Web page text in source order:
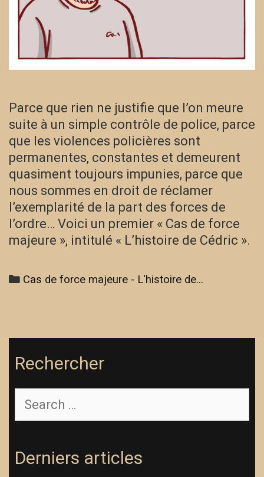
Parce que rien ne justifie que l’on meure
suite à un simple contrôle de police, parce
que les violences policières sont
permanentes, constantes et demeurent
quasiment toujours impunies, parce que
nous sommes en droit de réclamer
l’exemplarité de la part des forces de
l’ordre… Voici un premier « Cas de force
majeure », intitulé « L’histoire de Cédric ».
Categories
Cas de force majeure - L'histoire de...
Rechercher
for:
Derniers articles